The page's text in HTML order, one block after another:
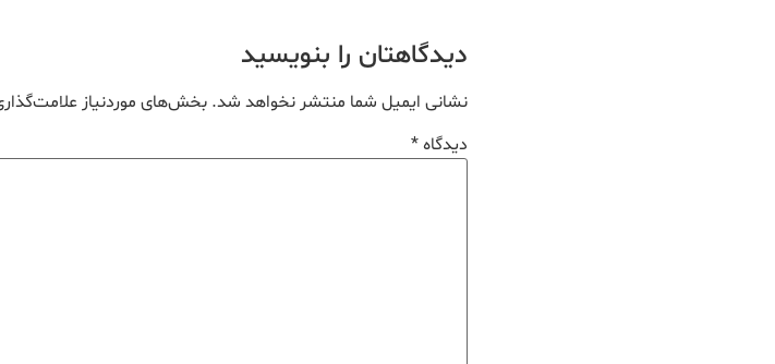
دیدگاهتان را بنویسید
نشانی ایمیل شما منتشر نخواهد شد. بخش‌های موردنیاز
دیدگاه*